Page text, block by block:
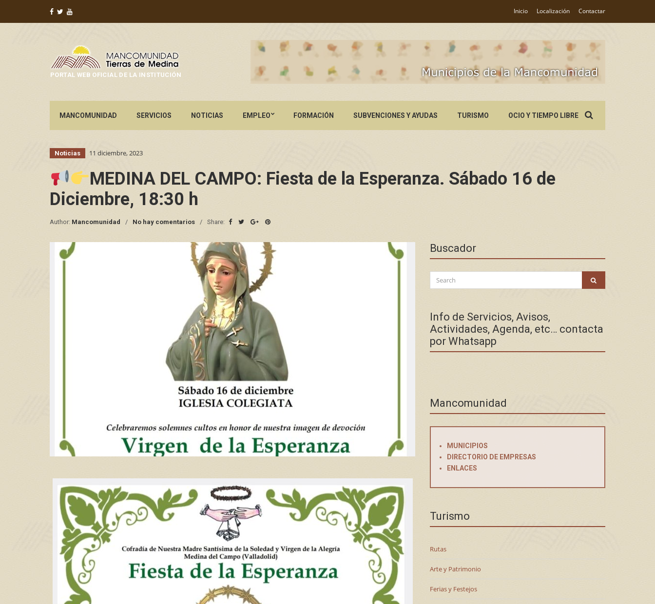
Inicio Localización Contactar
PORTAL WEB OFICIAL DE LA INSTITUCIÓN
MANCOMUNIDAD SERVICIOS NOTICIAS EMPLEO FORMACIÓN SUBVENCIONES Y AYUDAS TURISMO OCIO Y TIEMPO LIBREfor:
Noticias 11 diciembre, 2023
MEDINA DEL CAMPO: Fiesta de la Esperanza. Sábado 16 de
Diciembre, 18:30 h
Author: Mancomunidad No hay comentarios Share:
Buscador
Search
for:
Info de Servicios, Avisos,
Actividades, Agenda, etc… contacta
por Whatsapp
Mancomunidad
MUNICIPIOS
DIRECTORIO DE EMPRESAS
ENLACES
Turismo
Rutas
Arte y Patrimonio
Ferias y Festejos